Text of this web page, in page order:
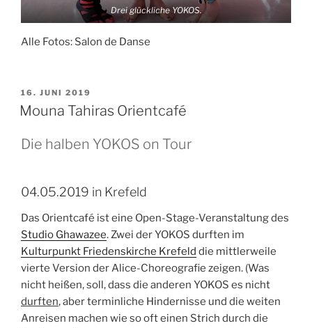
Drei glückliche YOKOS.
Alle Fotos: Salon de Danse
VERÖFFENTLICHT
AM
16. JUNI 2019
Mouna Tahiras Orientcafé
Die halben YOKOS on Tour
04.05.2019 in Krefeld
Das Orientcafé ist eine Open-Stage-Veranstaltung des
Studio Ghawazee. Zwei der YOKOS durften im
Kulturpunkt Friedenskirche Krefeld die mittlerweile
vierte Version der Alice-Choreografie zeigen. (Was
nicht heißen, soll, dass die anderen YOKOS es nicht
durften, aber terminliche Hindernisse und die weiten
Anreisen machen wie so oft einen Strich durch die